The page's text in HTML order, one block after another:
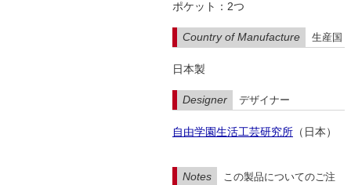
ポケット：2つ
Country of Manufacture 生産国
日本製
Designer デザイナー
自由学園生活工芸研究所 （日本）
Notes
この製品についてのご注